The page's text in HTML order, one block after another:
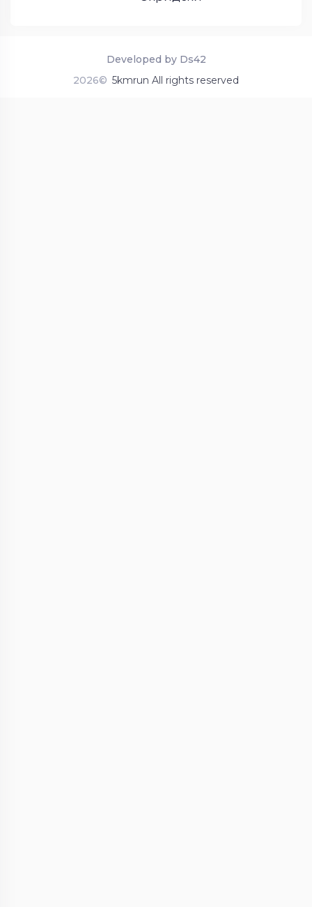
2026© 5kmrun All rights reserved
Developed by Ds42